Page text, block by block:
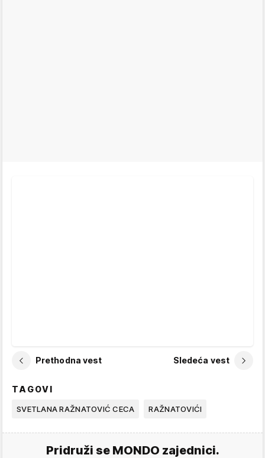
Prethodna vest Sledeća vest
TAGOVI
SVETLANA RAŽNATOVIĆ CECA RAŽNATOVIĆI
Pridruži se MONDO zajednici.